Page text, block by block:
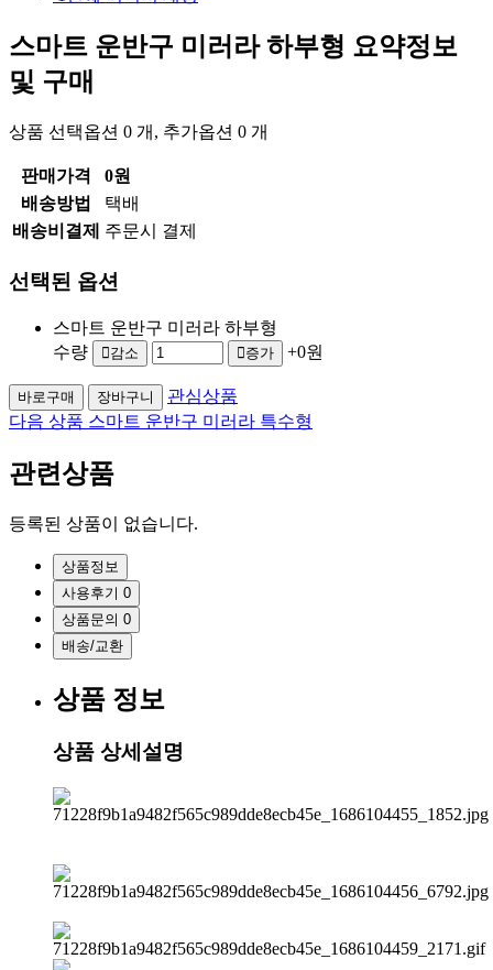
스마트 운반구 미러라 하부형 요약정보
및 구매
상품 선택옵션 0 개, 추가옵션 0 개
판매가격
0원
배송방법
택배
배송비결제
주문시 결제
선택된 옵션
스마트 운반구 미러라 하부형
수량
감소 증가 +0원
바로구매 장바구니
관심상품
다음 상품 스마트 운반구 미러라 특수형
관련상품
등록된 상품이 없습니다.
상품정보
사용후기 0
상품문의 0
배송/교환
상품 정보
상품 상세설명